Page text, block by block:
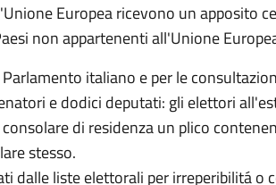
Europea ricevono un apposito
non appartenenti all'Unione
italiano e per le
e dodici deputati: gli elettori
di residenza un plico
stesso.
dalle liste elettorali per irreperibilitá